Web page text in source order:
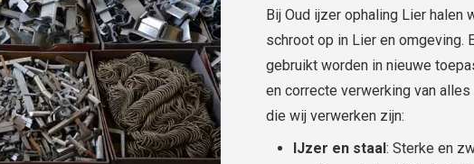
Bij Oud ijzer ophaling Lier
schroot op in Lier en omgeving.
gebruikt worden in nieuwe
en correcte verwerking van
die wij verwerken zijn:
IJzer en staal: Sterke en